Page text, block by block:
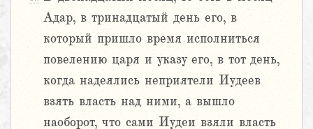
Адар, в тринадцатый день его, в
который пришло время исполниться
повелению царя и указу его, в тот день,
когда надеялись неприятели Иудеев
взять власть над ними, а вышло
наоборот, что сами Иудеи взяли власть